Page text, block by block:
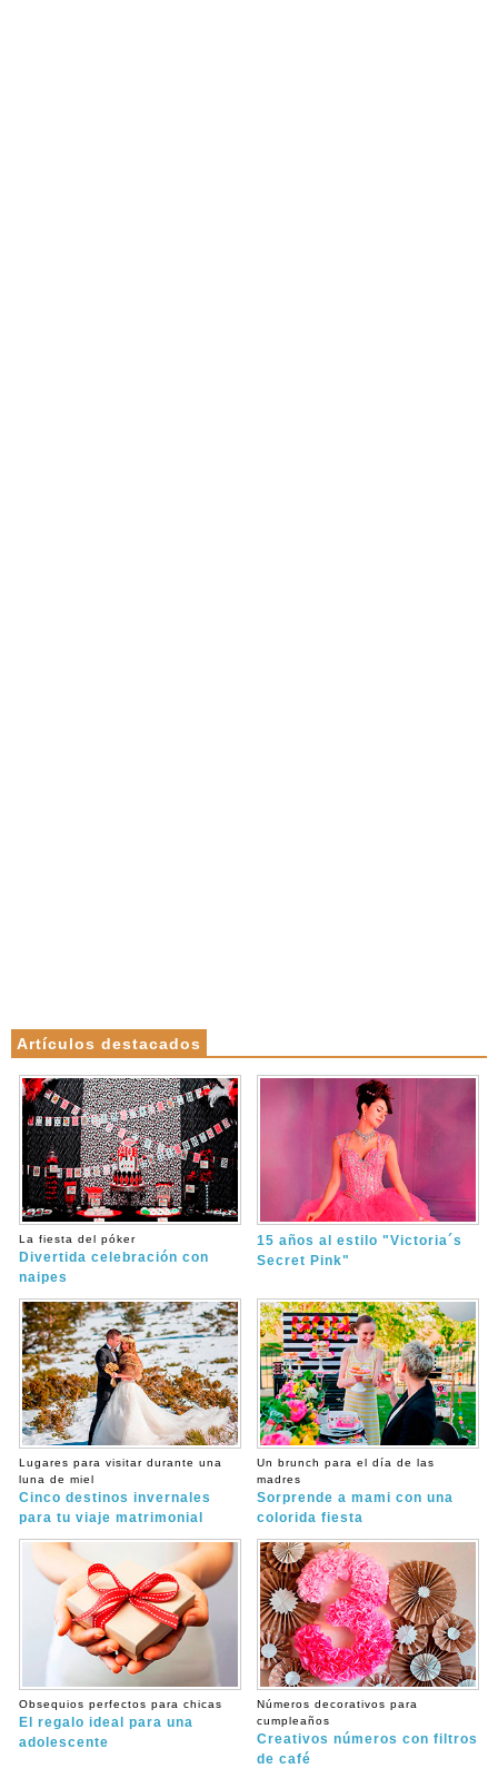
Artículos destacados
La fiesta del póker
Divertida celebración con
naipes
15 años al estilo "Victoria´s
Secret Pink"
Lugares para visitar durante una
luna de miel
Cinco destinos invernales
para tu viaje matrimonial
Un brunch para el día de las
madres
Sorprende a mami con una
colorida fiesta
Obsequios perfectos para chicas
El regalo ideal para una
adolescente
Números decorativos para
cumpleaños
Creativos números con filtros
de café